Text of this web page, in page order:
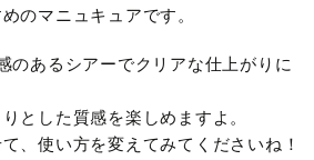
のマニュキュアです。
のあるシアーでクリアな仕上がりに
とした質感を楽しめますよ。
、使い方を変えてみてくださいね！